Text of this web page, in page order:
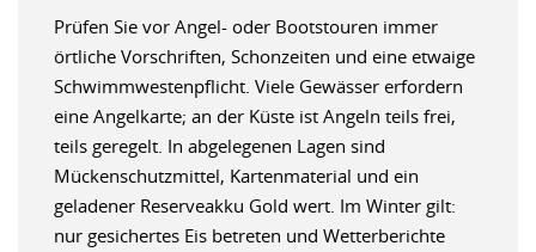
Prüfen Sie vor Angel- oder Bootstouren immer
örtliche Vorschriften, Schonzeiten und eine etwaige
Schwimmwestenpflicht. Viele Gewässer erfordern
eine Angelkarte; an der Küste ist Angeln teils frei,
teils geregelt. In abgelegenen Lagen sind
Mückenschutzmittel, Kartenmaterial und ein
geladener Reserveakku Gold wert. Im Winter gilt:
nur gesichertes Eis betreten und Wetterberichte